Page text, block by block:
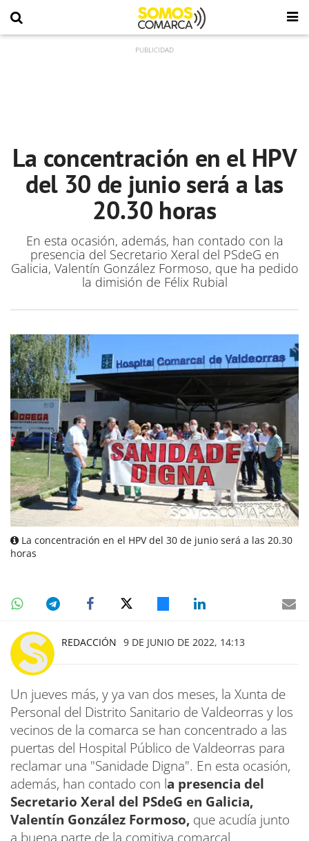
La concentración en el HPV
del 30 de junio será a las
20.30 horas
En esta ocasión, además, han contado con la
presencia del Secretario Xeral del PSdeG en
Galicia, Valentín González Formoso, que ha pedido
la dimisión de Félix Rubial
La concentración en el HPV del 30 de junio será a las 20.30
horas
REDACCIÓN 9 DE JUNIO DE 2022, 14:13
Un jueves más, y ya van dos meses, la Xunta de
Personal del Distrito Sanitario de Valdeorras y los
vecinos de la comarca se han concentrado a las
puertas del Hospital Público de Valdeorras para
reclamar una "Sanidade Digna". En esta ocasión,
además, han contado con la presencia del
Secretario Xeral del PSdeG en Galicia,
Valentín González Formoso, que acudía junto
a buena parte de la comitiva comarcal.